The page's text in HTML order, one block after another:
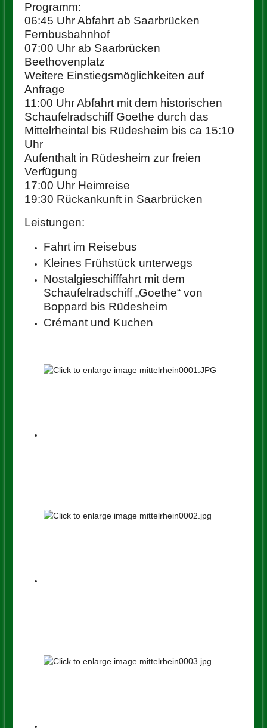
Programm:
06:45 Uhr Abfahrt ab Saarbrücken
Fernbusbahnhof
07:00 Uhr ab Saarbrücken
Beethovenplatz
Weitere Einstiegsmöglichkeiten auf
Anfrage
11:00 Uhr Abfahrt mit dem historischen
Schaufelradschiff Goethe durch das
Mittelrheintal bis Rüdesheim bis ca 15:10
Uhr
Aufenthalt in Rüdesheim zur freien
Verfügung
17:00 Uhr Heimreise
19:30 Rückankunft in Saarbrücken
Leistungen:
Fahrt im Reisebus
Kleines Frühstück unterwegs
Nostalgieschifffahrt mit dem
Schaufelradschiff „Goethe“ von
Boppard bis Rüdesheim
Crémant und Kuchen